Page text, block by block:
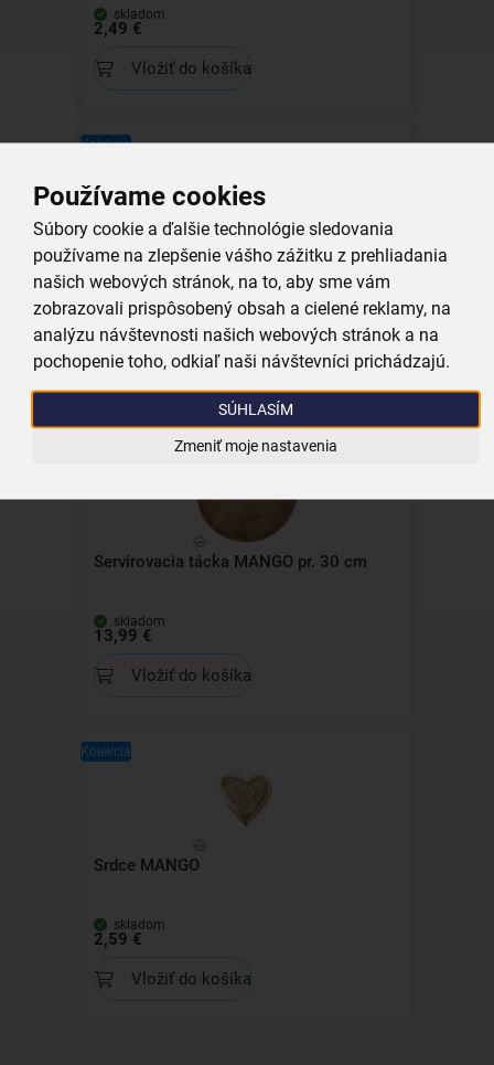
Používame cookies
Súbory cookie a ďalšie technológie sledovania
používame na zlepšenie vášho zážitku z prehliadania
našich webových stránok, na to, aby sme vám
zobrazovali prispôsobený obsah a cielené reklamy, na
analýzu návštevnosti našich webových stránok a na
pochopenie toho, odkiaľ naši návštevníci prichádzajú.
SÚHLASÍM
Zmeniť moje nastavenia
skladom
2,49 €
Vložiť do košíka
Kolekcia
Anjel MANGO
skladom
15,99 €
Vložiť do košíka
Servírovacia tácka MANGO pr. 30 cm
skladom
13,99 €
Vložiť do košíka
Kolekcia
Srdce MANGO
skladom
2,59 €
Vložiť do košíka